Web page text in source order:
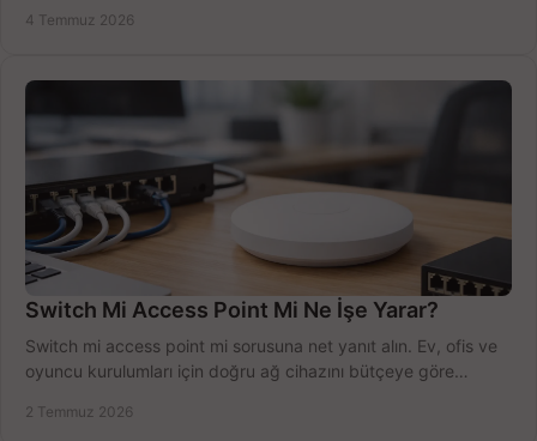
4 Temmuz 2026
Switch Mi Access Point Mi Ne İşe Yarar?
Switch mi access point mi sorusuna net yanıt alın. Ev, ofis ve
oyuncu kurulumları için doğru ağ cihazını bütçeye göre
2 Temmuz 2026